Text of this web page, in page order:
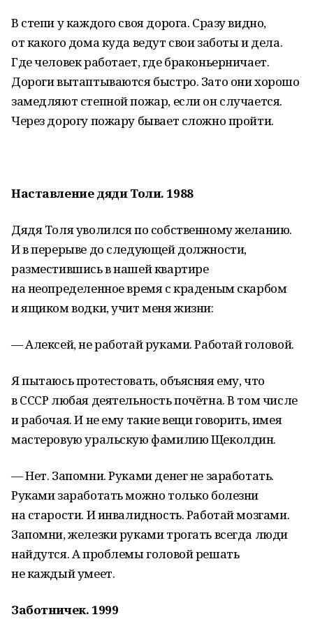
В степи у каждого своя дорога. Сразу видно,
от какого дома куда ведут свои заботы и дела.
Где человек работает, где браконьерничает.
Дороги вытаптываются быстро. Зато они хорошо
замедляют степной пожар, если он случается.
Через дорогу пожару бывает сложно пройти.
Наставление дяди Толи. 1988
Дядя Толя уволился по собственному желанию.
И в перерыве до следующей должности,
разместившись в нашей квартире
на неопределенное время с краденым скарбом
и ящиком водки, учит меня жизни:
— Алексей, не работай руками. Работай головой.
Я пытаюсь протестовать, объясняя ему, что
в СССР любая деятельность почётна. В том числе
и рабочая. И не ему такие вещи говорить, имея
мастеровую уральскую фамилию Щеколдин.
— Нет. Запомни. Руками денег не заработать.
Руками заработать можно только болезни
на старости. И инвалидность. Работай мозгами.
Запомни, железки руками трогать всегда люди
найдутся. А проблемы головой решать
не каждый умеет.
Заботничек. 1999